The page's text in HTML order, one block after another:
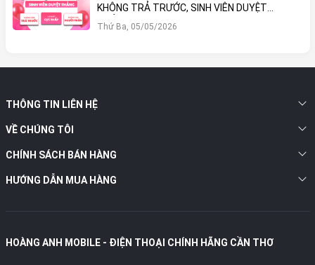
KHÔNG TRẢ TRƯỚC, SINH VIÊN DUYỆT
THẲNG!
Thứ Ba, 05/05/2026
THÔNG TIN LIÊN HỆ
VỀ CHÚNG TÔI
CHÍNH SÁCH BÁN HÀNG
HƯỚNG DẪN MUA HÀNG
HOÀNG ANH MOBILE - ĐIỆN THOẠI CHÍNH HÃNG CẦN THƠ